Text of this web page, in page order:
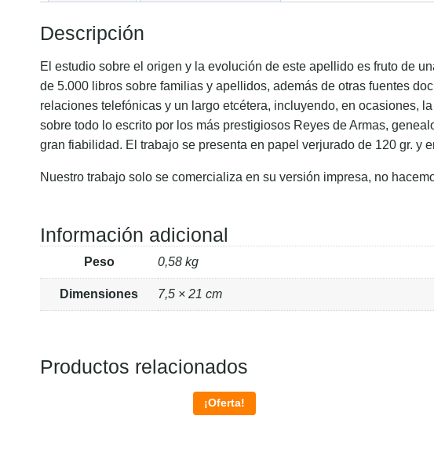
Descripción
El estudio sobre el origen y la evolución de este apellido es fruto de
de 5.000 libros sobre familias y apellidos, además de otras fuentes
relaciones telefónicas y un largo etcétera, incluyendo, en ocasiones,
sobre todo lo escrito por los más prestigiosos Reyes de Armas,
gran fiabilidad. El trabajo se presenta en papel verjurado de 120 gr. y
Nuestro trabajo solo se comercializa en su versión impresa, no
Información adicional
Peso 0,58 kg
Dimensiones 7,5 × 21 cm
Productos relacionados
¡Oferta!